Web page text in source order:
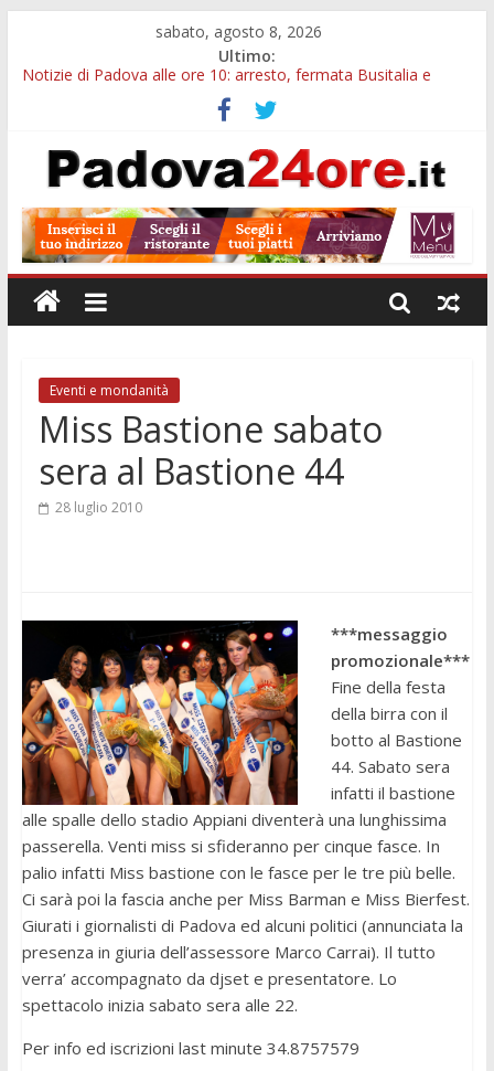
sabato, agosto 8, 2026
Ultimo:
Notizie di Padova alle ore 10: arresto, fermata Busitalia e
Notizie di Padova alle ore 23: maltrattamenti, arresto a
Limena e progetto Cool Shop
Bando sicurezza urbana Veneto: 650mila euro per Comuni e
Sicurezza esodo estivo Padova: più controlli su strade, stazioni
e treni
Bonus trasporto pubblico Veneto: 200 euro per l’abbonamento
annuale
Eventi e mondanità
Miss Bastione sabato
sera al Bastione 44
28 luglio 2010
***messaggio
promozionale***
Fine della festa
della birra con il
botto al Bastione
44. Sabato sera
infatti il bastione
alle spalle dello stadio Appiani diventerà una lunghissima
passerella. Venti miss si sfideranno per cinque fasce. In
palio infatti Miss bastione con le fasce per le tre più belle.
Ci sarà poi la fascia anche per Miss Barman e Miss Bierfest.
Giurati i giornalisti di Padova ed alcuni politici (annunciata la
presenza in giuria dell’assessore Marco Carrai). Il tutto
verra’ accompagnato da djset e presentatore. Lo
spettacolo inizia sabato sera alle 22.
Per info ed iscrizioni last minute 34.8757579